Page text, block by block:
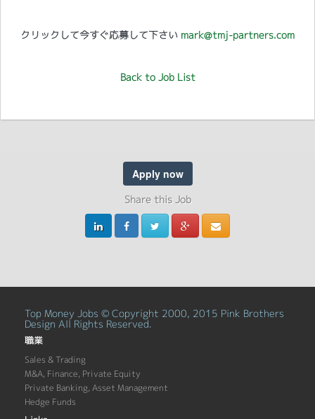
クリックして今すぐ応募して下さい mark@tmj-partners.com
Back to Job List
Apply now
Share this Job
Top Money Jobs © Copyright 2000, 2015 Pink Brothers
Design All Rights Reserved.
職業
Sales & Trading
M&A, Finance, Private Equity
Private Banking, Asset Management
Hedge Funds